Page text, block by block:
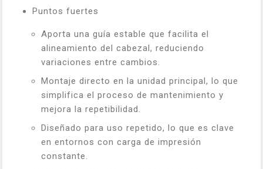
Puntos fuertes
Aporta una guía estable que facilita el
alineamiento del cabezal, reduciendo
variaciones entre cambios.
Montaje directo en la unidad principal, lo que
simplifica el proceso de mantenimiento y
mejora la repetibilidad.
Diseñado para uso repetido, lo que es clave
en entornos con carga de impresión
constante.